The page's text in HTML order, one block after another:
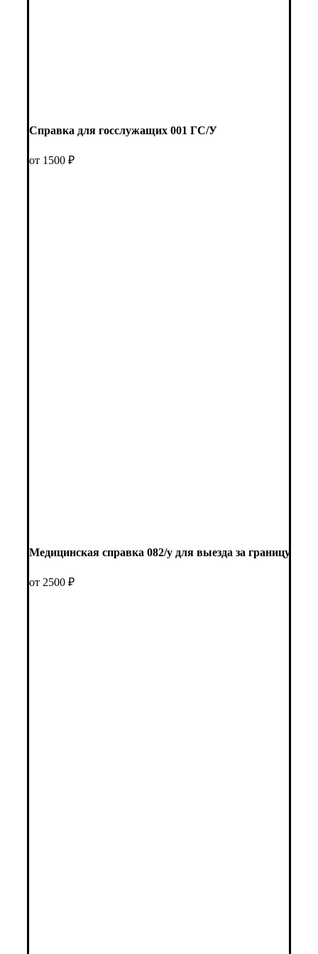
Справка для госслужащих 001 ГС/У
от 1500 ₽
Медицинская справка 082/у для выезда за границу
от 2500 ₽